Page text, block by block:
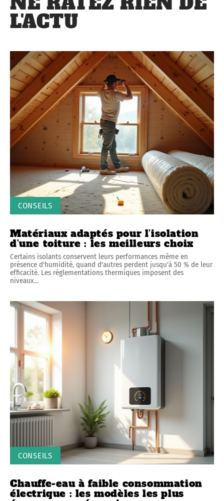
L'ACTU
CONSEILS
Matériaux adaptés pour l’isolation
d’une toiture : les meilleurs choix
Certains isolants conservent leurs performances même en
présence d'humidité, quand d'autres perdent jusqu'à 50 % de leur
efficacité. Les réglementations thermiques imposent des
niveaux…
CONSEILS
Chauffe-eau à faible consommation
électrique : les modèles les plus